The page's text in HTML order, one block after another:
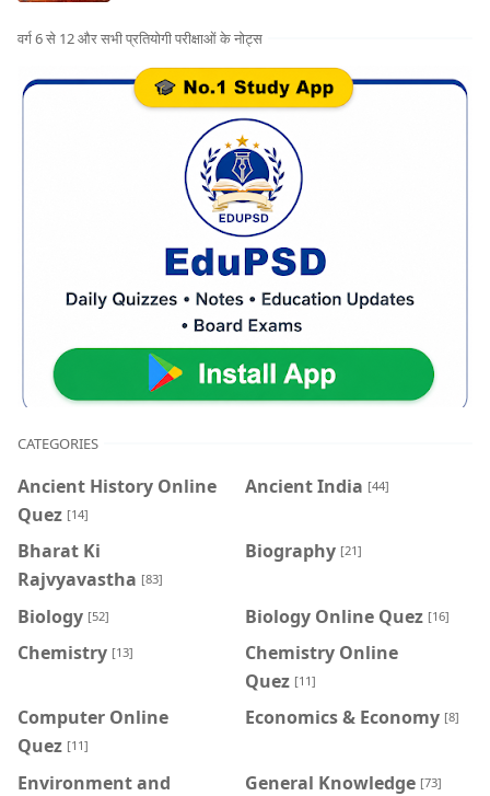
वर्ग 6 से 12 और सभी प्रतियोगी परीक्षाओं के नोट्स
CATEGORIES
Ancient History Online
Quez [14]
Ancient India [44]
Bharat Ki
Rajvyavastha [83]
Biography [21]
Biology [52] Biology Online Quez [16]
Chemistry [13]
Chemistry Online
Quez [11]
Computer Online
Quez [11]
Economics & Economy [8]
Environment and
General Knowledge [73]